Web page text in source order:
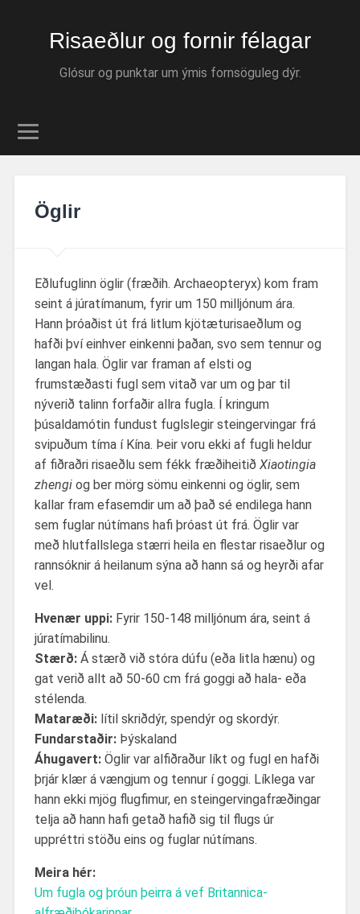
Risaeðlur og fornir félagar
Glósur og punktar um ýmis fornsöguleg dýr.
Öglir
Eðlufuglinn öglir (fræðih. Archaeopteryx) kom fram
seint á júratímanum, fyrir um 150 milljónum ára.
Hann þróaðist út frá litlum kjötæturisaeðlum og
hafði því einhver einkenni þaðan, svo sem tennur og
langan hala. Öglir var framan af elsti og
frumstæðasti fugl sem vitað var um og þar til
nýverið talinn forfaðir allra fugla. Í kringum
þúsaldamótin fundust fuglslegir steingervingar frá
svipuðum tíma í Kína. Þeir voru ekki af fugli heldur
af fiðraðri risaeðlu sem fékk fræðiheitið Xiaotingia
zhengiog ber mörg sömu einkenni og öglir, sem
kallar fram efasemdir um að það sé endilega hann
sem fuglar nútímans hafi þróast út frá. Öglir var
með hlutfallslega stærri heila en flestar risaeðlur og
rannsóknir á heilanum sýna að hann sá og heyrði afar
vel.
Hvenær uppi: Fyrir 150-148 milljónum ára, seint á
júratímabilinu.
Stærð:Á stærð við stóra dúfu (eða litla hænu) og
gat verið allt að 50-60 cm frá goggi að hala- eða
stélenda.
Mataræði: lítil skriðdýr, spendýr og skordýr.
Fundarstaðir: Þýskaland
Áhugavert:Öglir var alfiðraður líkt og fugl en hafði
þrjár klær á vængjum og tennur í goggi. Líklega var
hann ekki mjög flugfimur, en steingervingafræðingar
telja að hann hafi getað hafið sig til flugs úr
uppréttri stöðu eins og fuglar nútímans.
Meira hér:
Um fugla og þróun þeirra á vef Britannica-